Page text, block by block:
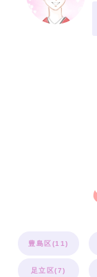
豊島区(11)
足立区(7)